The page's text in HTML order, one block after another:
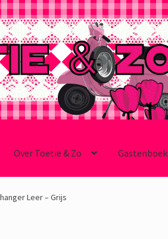
Over Toetie & Zo Gastenboek
Leer – Grijs